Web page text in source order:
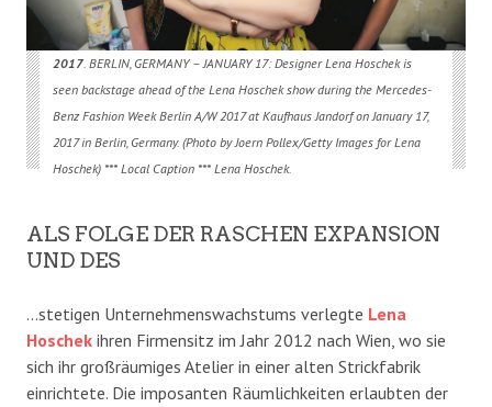
2017. BERLIN, GERMANY – JANUARY 17: Designer Lena Hoschek is
seen backstage ahead of the Lena Hoschek show during the Mercedes-
Benz Fashion Week Berlin A/W 2017 at Kaufhaus Jandorf on January 17,
2017 in Berlin, Germany. (Photo by Joern Pollex/Getty Images for Lena
Hoschek) *** Local Caption *** Lena Hoschek.
ALS FOLGE DER RASCHEN EXPANSION
UND DES
…stetigen Unternehmenswachstums verlegte Lena
Hoschek ihren Firmensitz im Jahr 2012 nach Wien, wo sie
sich ihr großräumiges Atelier in einer alten Strickfabrik
einrichtete. Die imposanten Räumlichkeiten erlaubten der